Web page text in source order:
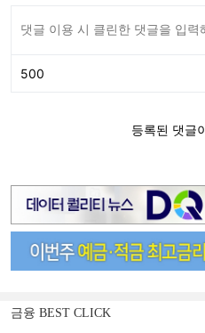
금융 BEST CLICK